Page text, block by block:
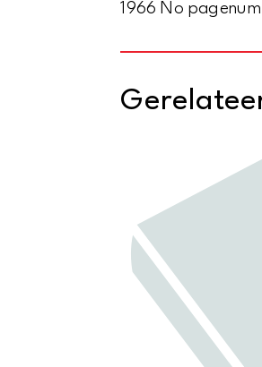
1966 No